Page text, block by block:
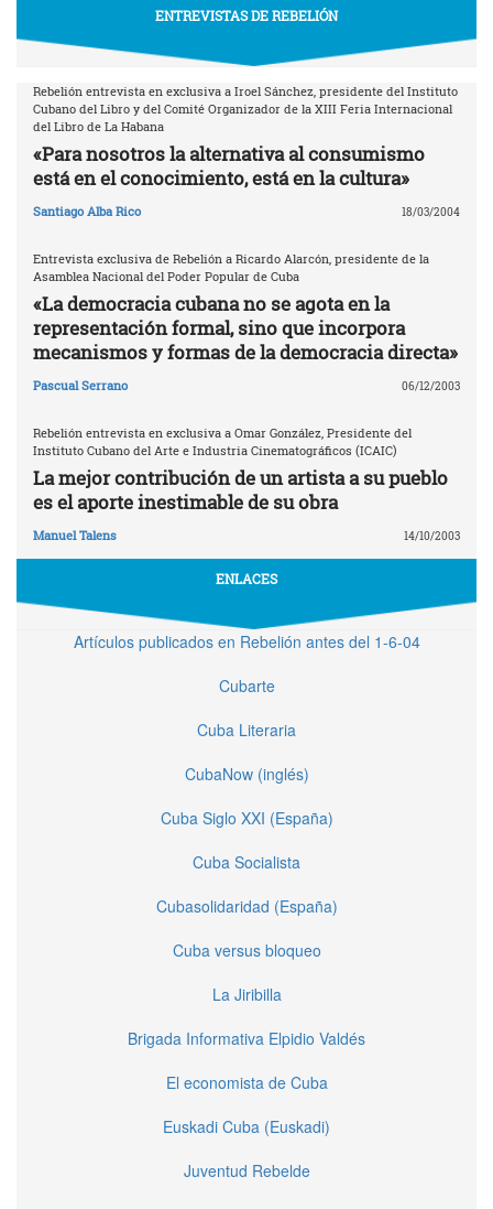
ENTREVISTAS DE REBELIÓN
Rebelión entrevista en exclusiva a Iroel Sánchez, presidente del Instituto
Cubano del Libro y del Comité Organizador de la XIII Feria Internacional
del Libro de La Habana
«Para nosotros la alternativa al consumismo
está en el conocimiento, está en la cultura»
Santiago Alba Rico 18/03/2004
Entrevista exclusiva de Rebelión a Ricardo Alarcón, presidente de la
Asamblea Nacional del Poder Popular de Cuba
«La democracia cubana no se agota en la
representación formal, sino que incorpora
mecanismos y formas de la democracia directa»
Pascual Serrano 06/12/2003
Rebelión entrevista en exclusiva a Omar González, Presidente del
Instituto Cubano del Arte e Industria Cinematográficos (ICAIC)
La mejor contribución de un artista a su pueblo
es el aporte inestimable de su obra
Manuel Talens 14/10/2003
ENLACES
Artículos publicados en Rebelión antes del 1-6-04
Cubarte
Cuba Literaria
CubaNow (inglés)
Cuba Siglo XXI (España)
Cuba Socialista
Cubasolidaridad (España)
Cuba versus bloqueo
La Jiribilla
Brigada Informativa Elpidio Valdés
El economista de Cuba
Euskadi Cuba (Euskadi)
Juventud Rebelde